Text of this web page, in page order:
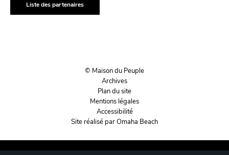
Liste des partenaires
© Maison du Peuple
Archives
Plan du site
Mentions légales
Accessibilité
Site réalisé par Omaha Beach